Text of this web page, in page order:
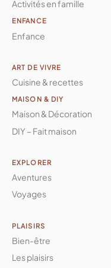
Activités en famille
ENFANCE
Enfance
ART DE VIVRE
Cuisine & recettes
MAISON & DIY
Maison & Décoration
DIY – Fait maison
EXPLORER
Aventures
Voyages
PLAISIRS
Bien-être
Les plaisirs